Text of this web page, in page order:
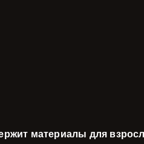
материалы для